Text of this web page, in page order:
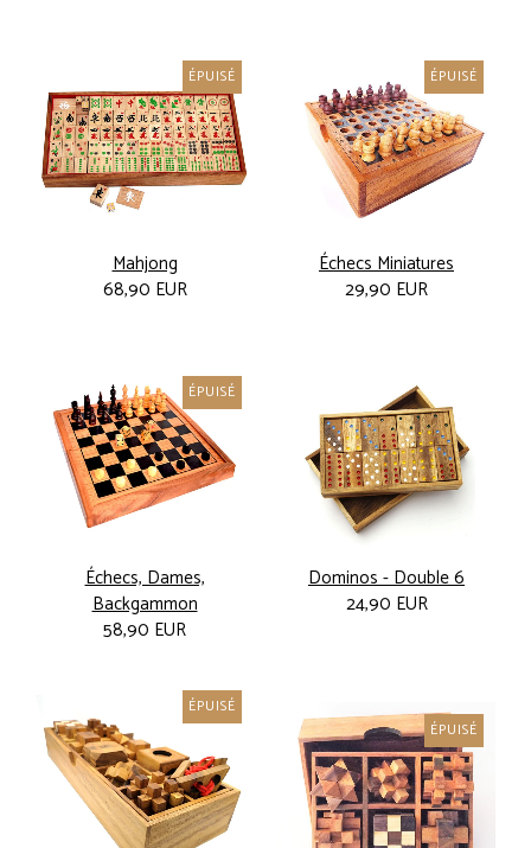
ÉPUISÉ
Mahjong
68,90 EUR
ÉPUISÉ
Échecs Miniatures
29,90 EUR
ÉPUISÉ
Échecs, Dames,
Backgammon
58,90 EUR
Dominos - Double 6
24,90 EUR
ÉPUISÉ
-11%
ÉPUISÉ